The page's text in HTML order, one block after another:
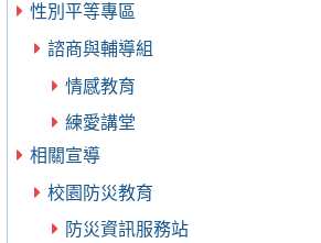
性別平等專區
諮商與輔導組
情感教育
練愛講堂
相關宣導
校園防災教育
防災資訊服務站